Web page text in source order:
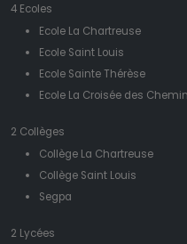
4 Ecoles
Ecole La Chartreuse
Ecole Saint Louis
Ecole Sainte Thérèse
Ecole La Croisée des
2 Collèges
Collège La Chartreuse
Collège Saint Louis
Segpa
2 Lycées